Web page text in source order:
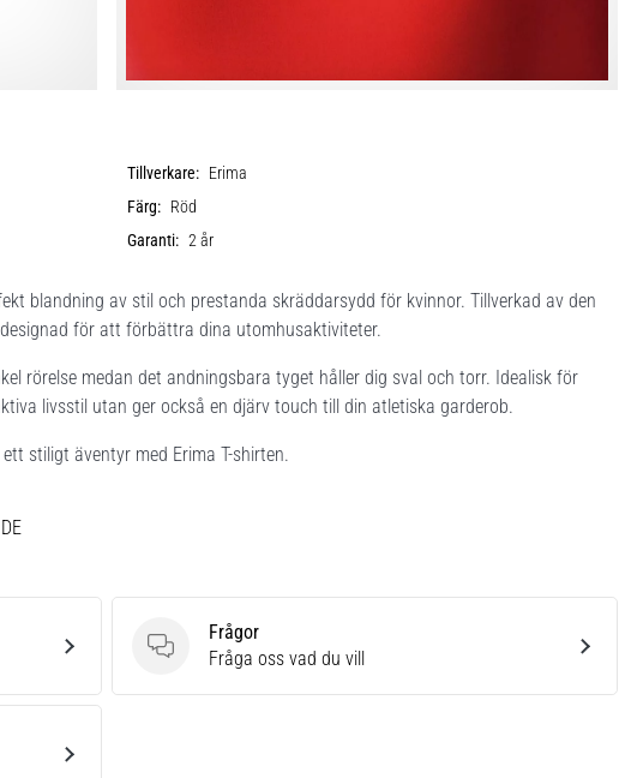
Tillverkare: Erima
Färg: Röd
Garanti: 2 år
blandning av stil och prestanda skräddarsydd för kvinnor. Tillverkad av den
för att förbättra dina utomhusaktiviteter.
rörelse medan det andningsbara tyget håller dig sval och torr. Idealisk för
livsstil utan ger också en djärv touch till din atletiska garderob.
stiligt äventyr med Erima T-shirten.
Frågor
Frågor
Fråga oss vad du vill